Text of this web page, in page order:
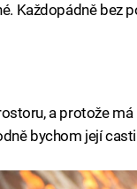
Každopádně bez
a protože má
bychom její